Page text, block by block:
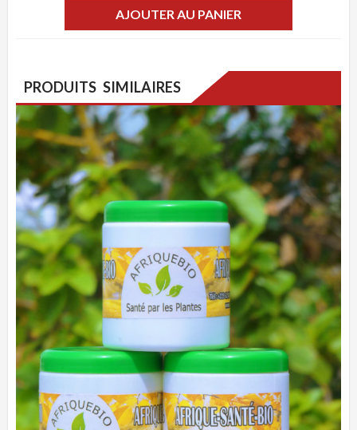
AJOUTER AU PANIER
PRODUITS SIMILAIRES